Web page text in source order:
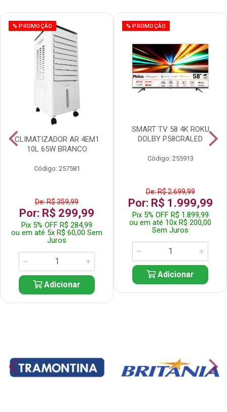
% PROMOÇÃO
CLIMATIZADOR AR 4EM1
10L 65W BRANCO
Código: 257581
De: R$ 359,99
Por: R$ 299,99
Pix 5% OFF R$ 284,99
ou em até 5x R$ 60,00 Sem
Juros
Adicionar
% PROMOÇÃO
SMART TV 58 4K ROKU
DOLBY P58CRALED
Código: 255913
De: R$ 2.699,99
Por: R$ 1.999,99
Pix 5% OFF R$ 1.899,99
ou em até 10x R$ 200,00
Sem Juros
Adicionar